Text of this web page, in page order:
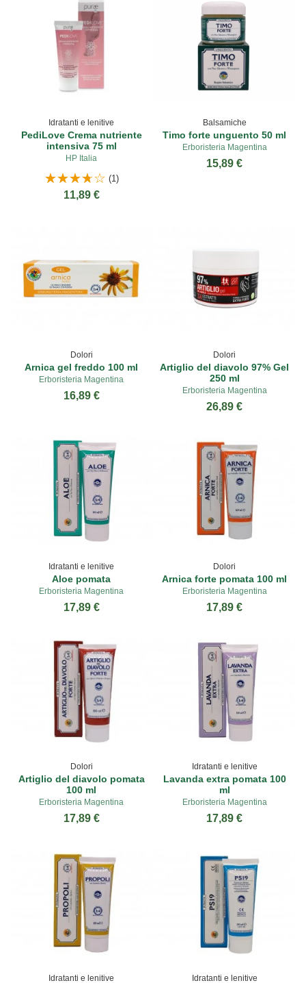
Idratanti e lenitive
PediLove Crema nutriente
intensiva 75 ml
HP Italia
(1)
11,89 €
Balsamiche
Timo forte unguento 50 ml
Erboristeria Magentina
15,89 €
Dolori
Arnica gel freddo 100 ml
Erboristeria Magentina
16,89 €
Dolori
Artiglio del diavolo 97% Gel
250 ml
Erboristeria Magentina
26,89 €
Idratanti e lenitive
Aloe pomata
Erboristeria Magentina
17,89 €
Dolori
Arnica forte pomata 100 ml
Erboristeria Magentina
17,89 €
Dolori
Artiglio del diavolo pomata
100 ml
Erboristeria Magentina
17,89 €
Idratanti e lenitive
Lavanda extra pomata 100
ml
Erboristeria Magentina
17,89 €
Idratanti e lenitive Idratanti e lenitive